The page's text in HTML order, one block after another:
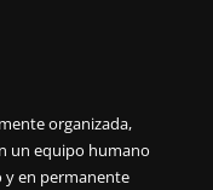
organizada,
un equipo humano
y en permanente